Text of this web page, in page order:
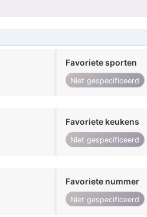
Favoriete sporten
Niet gespecificeerd
Favoriete keukens
Niet gespecificeerd
Favoriete nummer
Niet gespecificeerd